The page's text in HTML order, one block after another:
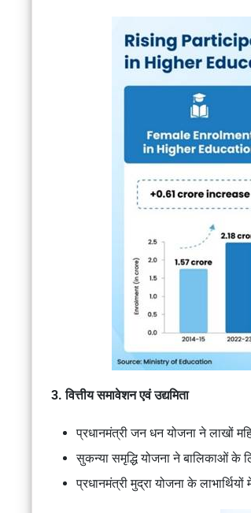
3. वित्तीय समावेशन एवं उद्यमिता
प्रधानमंत्री जन धन योजना ने लाखों
सुकन्या समृद्धि योजना ने बालिकाओं के
प्रधानमंत्री मुद्रा योजना के